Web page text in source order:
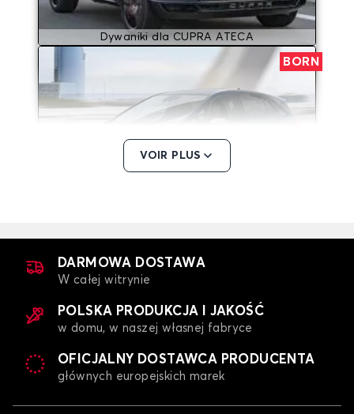
Dywaniki dla CUPRA ATECA
BORN
FORMENTOR
VOIR PLUS
DARMOWA DOSTAWA
W całej witrynie
POLSKA PRODUKCJA I JAKOŚĆ
w domu, w naszej własnej fabryce
OFICJALNY DOSTAWCA PRODUCENTA
głównych europejskich marek